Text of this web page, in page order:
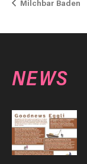
Milchbar Baden
NEWS